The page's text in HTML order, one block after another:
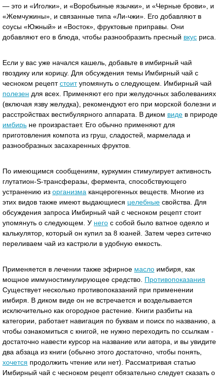
— это и «Иголки», и «Воробьиные язычки», и «Черные брови», и
«Жемчужины», и связанные типа «Ли-чжи». Его добавляют в
соусы «Южный» и «Восток», фруктовые приправы. Они
добавляют его в блюда, чтобы разнообразить пресный вкус риса.
Если у вас уже начался кашель, добавьте в имбирный чай
гвоздику или корицу. Для обсуждения темы Имбирный чай с
чесноком рецептстоитупомянуть о следующем. Имбирный чай
полезен для всех. Применяют его при желудочных заболеваниях
(включая язву желудка), рекомендуют его при морской болезни и
расстройствах вестибулярного аппарата. В диком виде в природе
имбирь не произрастает. Его обычно применяют для
приготовления компота из груш, сладостей, мармелада и
разнообразных засахаренных фруктов.
По имеющимся сообщениям, куркумин стимулирует активность
глутатион-S-трансферазы, фермента, способствующего
устранению из организма канцерогенных веществ. Многие из
этих видов также имеют выдающиеся целебные свойства. Для
обсуждения запроса Имбирный чай с чесноком рецепт стоит
упомянуть о следующем. У него с собой было ватное одеяло и
калькулятор, который он купил за 8 юаней. Затем через ситечко
переливаем чай из кастрюли в удобную емкость.
Применяется в лечении также эфирное масло имбиря, как
мощное иммуностимулирующее средство. Противопоказания
Существует несколько противопоказаний при применении
имбиря. В диком виде он не встречается и возделывается
исключительно как огородное растение. Книги разбиты на
категории, работает навигация по буквам и поиск по названию, а
чтобы ознакомиться с книгой, не нужно переходить по ссылкам -
достаточно навести курсор на название или автора, и вы увидите
два абзаца из книги (обычно этого достаточно, чтобы понять,
хочется продолжить чтение или нет). Рассматривая статью
Имбирный чай с чесноком рецепт обязательно следует сказать о